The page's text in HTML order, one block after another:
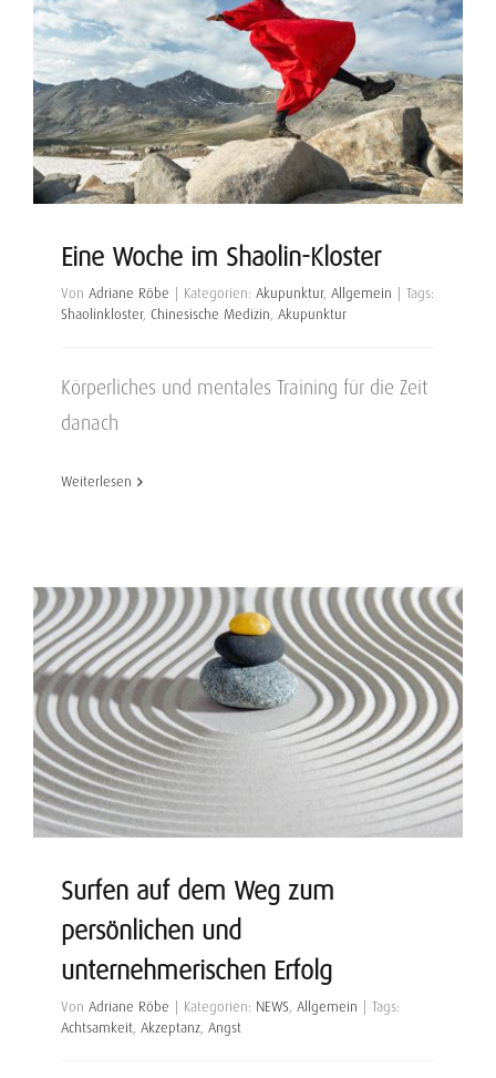
Eine Woche im Shaolin-Kloster
Von Adriane Röbe Kategorien: Akupunktur, Allgemein
Tags:
Shaolinkloster, Chinesische Medizin, Akupunktur
Körperliches und mentales Training für die Zeit
danach
Weiterlesen
Surfen auf dem Weg zum
persönlichen und
unternehmerischen Erfolg
Von Adriane Röbe Kategorien: NEWS, Allgemein
Tags:
Achtsamkeit, Akzeptanz, Angst